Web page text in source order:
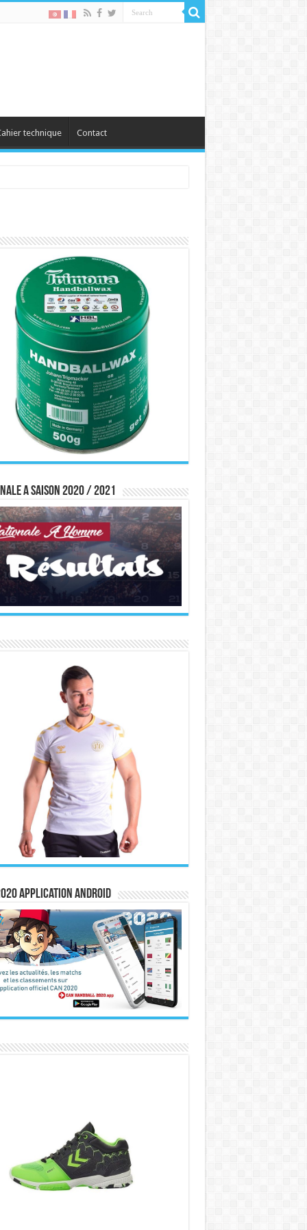
technique Contact
A saison 2020 / 2021
Application Android